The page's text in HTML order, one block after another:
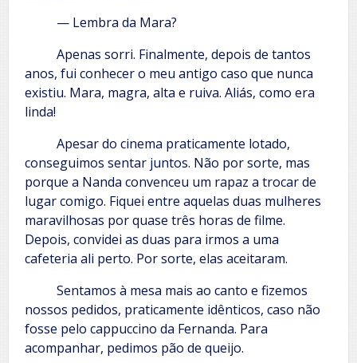
— Lembra da Mara?
Apenas sorri. Finalmente, depois de tantos
anos, fui conhecer o meu antigo caso que nunca
existiu. Mara, magra, alta e ruiva. Aliás, como era
linda!
Apesar do cinema praticamente lotado,
conseguimos sentar juntos. Não por sorte, mas
porque a Nanda convenceu um rapaz a trocar de
lugar comigo. Fiquei entre aquelas duas mulheres
maravilhosas por quase três horas de filme.
Depois, convidei as duas para irmos a uma
cafeteria ali perto. Por sorte, elas aceitaram.
Sentamos à mesa mais ao canto e fizemos
nossos pedidos, praticamente idênticos, caso não
fosse pelo cappuccino da Fernanda. Para
acompanhar, pedimos pão de queijo.